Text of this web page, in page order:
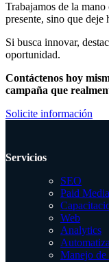
Trabajamos de la
presente, sino que deje
Si busca innovar,
oportunidad.
Contáctenos hoy
campaña que
Solicite información
Servicios
SEO
Paid Media
Web
Analytics
Manejo de